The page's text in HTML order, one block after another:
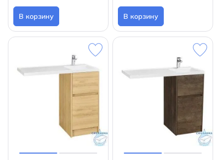
В корзину В корзину